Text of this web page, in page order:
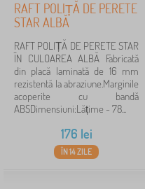
RAFT POLIȚĂ DE PERETE
STAR ALBĂ
RAFT POLIȚĂ DE PERETE STAR
ÎN CULOAREA ALBĂ Fabricată
din placă laminată de 16 mm
rezistentă la abraziune.Marginile
acoperite cu bandă
ABSDimensiuni:Lățime - 78...
176 lei
ÎN 14 ZILE